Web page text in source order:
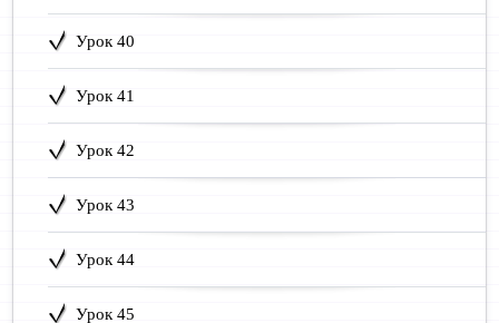
Урок 40
Урок 41
Урок 42
Урок 43
Урок 44
Урок 45